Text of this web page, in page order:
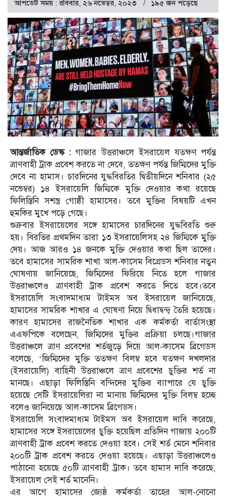
আপডেট সময় : রবিবার, ২৬ নভেম্বর, ২০২৩ ১৯৫ জন পড়েছে
আন্তর্জাতিক ডেস্ক : গাজার উত্তরাঞ্চলে ইসরায়েল যতক্ষণ পর্যন্ত
ত্রাণবাহী ট্রাক প্রবেশ করতে না দেবে, ততক্ষণ পর্যন্ত জিম্মিদের মুক্তি
দেবে না হামাস। চারদিনের যুদ্ধবিরতির দ্বিতীয়দিনে শনিবার (২৫
নভেম্বর) ১৪ ইসরায়েলি জিম্মিকে মুক্তি দেওয়ার কথা রয়েছে
ফিলিস্তিনি সশস্ত্র গোষ্ঠী হামাসের। তবে মুক্তির বিষয়টি এখন
হুমকির মুখে পড়ে গেছে।
শুক্রবার ইসরায়েলের সঙ্গে হামাসের চারদিনের যুদ্ধবিরতি শুরু
হয়। বিরতির প্রথমদিন তারা ১৩ ইসরায়েলিসহ ২৪ জিম্মিকে মুক্তি
দেয়। আজ আরও ১৪ জনকে মুক্তি দেওয়ার কথা ছিল তাদের।
তবে হামাসের সামরিক শাখা আল-কাসেম বিগ্রেডস শনিবার নতুন
ঘোষণায় জানিয়েছে, জিম্মিদের ফিরিয়ে নিতে হলে গাজার
উত্তরাঞ্চলেও ত্রাণবাহী ট্রাক প্রবেশ করতে দিতে হবে।তবে
ইসরায়েলি সংবাদমাধ্যম টাইমস অব ইসরায়েল জানিয়েছে,
হামাসের সামরিক শাখার এ ঘোষণা নিয়ে দ্বিধাদ্বন্দ্ব তৈরি হয়েছে।
কারণ হামাসের রাজনৈতিক শাখার এক কর্মকর্তা বার্তাসংস্থা
এএফপিকে বলেছেন, জিম্মিদের মুক্তির প্রক্রিয়া চলছে।গাজার
উত্তরাঞ্চলে ত্রাণ প্রবেশের শর্তজুড়ে দিয়ে আল-কাসেম ব্রিগেডস
বলেছে, ‘জিম্মিদের মুক্তি ততক্ষণ বিলম্ব হবে যতক্ষণ দখলদার
(ইসরায়েলি) বাহিনী উত্তরাঞ্চলে ত্রাণ প্রবেশের চুক্তির শর্ত না
মানছে। এছাড়া ফিলিস্তিনি বন্দিদের মুক্তির ব্যাপারে যে চুক্তি
হয়েছে সেটি ইসরায়েলিরা না মানায় জিম্মিদের মুক্তি বিলম্ব হচ্ছে
বলেও জানিয়েছে আল-কাসেম ব্রিগেডস।
ইসরায়েলি সংবাদমাধ্যম টাইমস অব ইসরায়েল দাবি করেছে,
হামাসের সঙ্গে ইসরায়েলের চুক্তি হয়েছিল প্রতিদিন গাজায় ২০০টি
ত্রাণবাহী ট্রাক প্রবেশ করতে দেওয়া হবে। সেই শর্ত মেনে শনিবার
২০০টি ট্রাক প্রবেশ করতে দেওয়া হয়েছে। এছাড়া উত্তরাঞ্চলেও
পাঠানো হয়েছে ৫০টি ত্রাণবাহী ট্রাক। তবে হামাস দাবি করেছে,
ইসরায়েল সেই শর্ত মানেনি।
এর আগে হামাসের জ্যেষ্ঠ কর্মকর্তা তাহের আল-নোনো